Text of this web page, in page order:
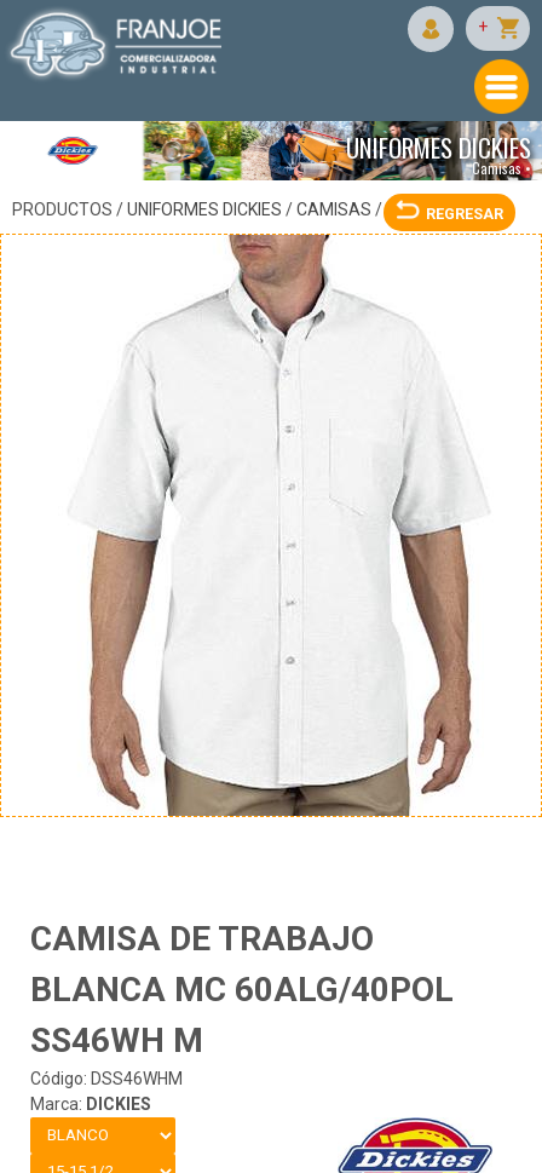
+
UNIFORMES DICKIES
Camisas •
PRODUCTOS /UNIFORMES DICKIES /CAMISAS / REGRESAR
CAMISA DE TRABAJO
BLANCA MC 60ALG/40POL
SS46WH M
Código: DSS46WHM
Marca: DICKIES